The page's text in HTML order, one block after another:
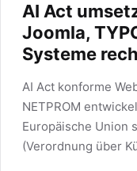
AI Act
Joomla,
Systeme
AI Act konforme
NETPROM
Europäische Union
(Verordnung über